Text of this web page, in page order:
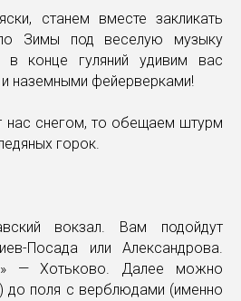
станем вместе закликать
Зимы под веселую музыку
в конце гуляний удивим вас
наземными фейерверками!
нас снегом, то обещаем штурм
горок.
вокзал. Вам подойдут
Посада или Александрова.
— Хотьково. Далее можно
до поля с верблюдами (именно